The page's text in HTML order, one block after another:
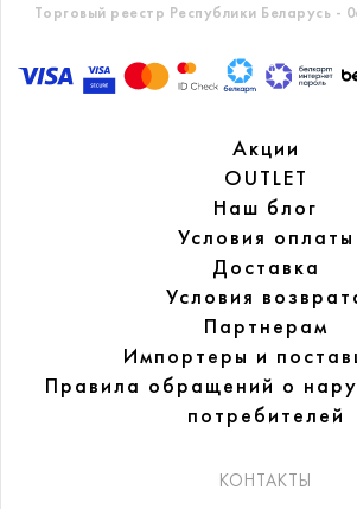
Торговый реестр Республики Беларусь -
Акции
OUTLET
Наш блог
Условия оплаты
Доставка
Условия
Партнерам
Импортеры и
Правила обращений о
потребителей
КОНТАКТЫ